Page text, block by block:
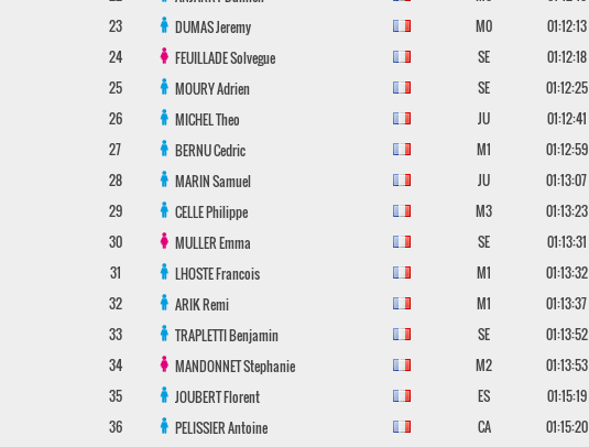
23
DUMASJeremy M0 01:12:13
24
FEUILLADESolvegue SE 01:12:18
25
MOURYAdrien SE
01:12:25
26
MICHELTheo JU 01:12:41
27
BERNUCedric M1
01:12:59
28
MARINSamuel JU 01:13:07
29
CELLEPhilippe M3
01:13:23
30
MULLEREmma SE
01:13:31
31
LHOSTEFrancois M1
01:13:32
32
ARIKRemi M1 01:13:37
33
TRAPLETTIBenjamin SE
01:13:52
34
MANDONNETStephanie M2 01:13:53
35
JOUBERTFlorent ES
01:15:19
36
PELISSIERAntoine CA
01:15:20